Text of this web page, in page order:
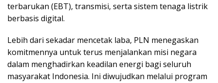
terbarukan (EBT), transmisi, serta sistem tenaga listrik
berbasis digital.
Lebih dari sekadar mencetak laba, PLN menegaskan
komitmennya untuk terus menjalankan misi negara
dalam menghadirkan keadilan energi bagi seluruh
masyarakat Indonesia. Ini diwujudkan melalui program